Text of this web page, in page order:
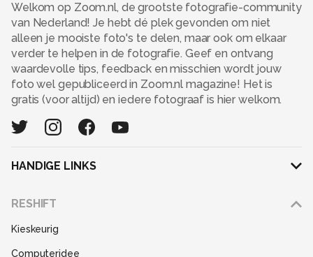
Welkom op Zoom.nl, de grootste fotografie-community
van Nederland! Je hebt dé plek gevonden om niet
alleen je mooiste foto's te delen, maar ook om elkaar
verder te helpen in de fotografie. Geef en ontvang
waardevolle tips, feedback en misschien wordt jouw
foto wel gepubliceerd in Zoom.nl magazine! Het is
gratis (voor altijd) en iedere fotograaf is hier welkom.
HANDIGE LINKS
RESHIFT
Kieskeurig
Computeridee